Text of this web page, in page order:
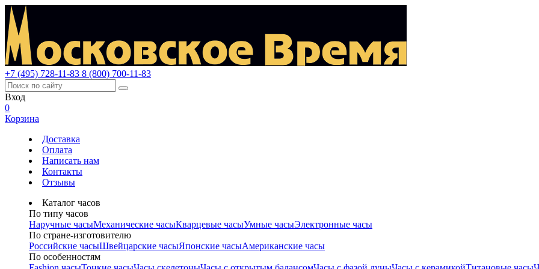
+7 (495) 728-11-83 8 (800) 700-11-83
Вход
0
Корзина
Доставка
Оплата
Написать нам
Контакты
Отзывы
Каталог часов
По типу часов
Наручные часыМеханические часыКварцевые часыУмные часыЭлектронные часы
По стране-изготовителю
Российские часыШвейцарские часыЯпонские часыАмериканские часы
По особенностям